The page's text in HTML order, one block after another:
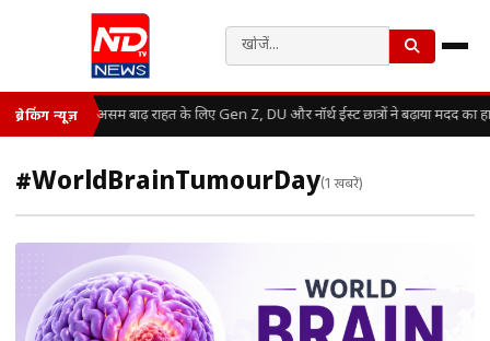
ब्रेकिंग न्यूज़ असम बाढ़ राहत के लिए Gen Z, DU और नॉर्थ ईस्ट छात्रों ने बढ़ाया मदद का
#WorldBrainTumourDay(1 खबरें)